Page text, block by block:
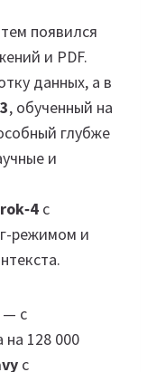
появился
и PDF.
данных, а в
, обученный на
глубже
и
с
режимом и
— с
128 000
с